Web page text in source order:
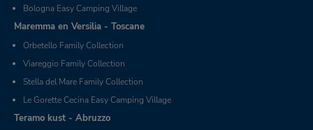
Bologna Easy Camping Village
Maremma en Versilia - Toscane
Orbetello Family Collection
Viareggio Family Collection
Stella del Mare Family Collection
Le Gorette Cecina Easy Camping Village
Teramo kust - Abruzzo